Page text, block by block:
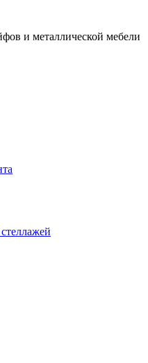
и металлической мебели